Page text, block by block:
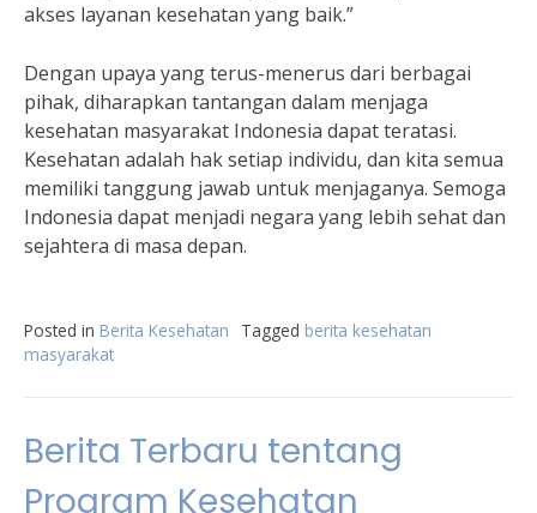
akses layanan kesehatan yang baik.”
Dengan upaya yang terus-menerus dari berbagai
pihak, diharapkan tantangan dalam menjaga
kesehatan masyarakat Indonesia dapat teratasi.
Kesehatan adalah hak setiap individu, dan kita semua
memiliki tanggung jawab untuk menjaganya. Semoga
Indonesia dapat menjadi negara yang lebih sehat dan
sejahtera di masa depan.
Posted in Berita Kesehatan Tagged berita kesehatan
masyarakat
Berita Terbaru tentang
Program Kesehatan